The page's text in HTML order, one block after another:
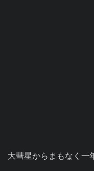
大彗星からまもなく一